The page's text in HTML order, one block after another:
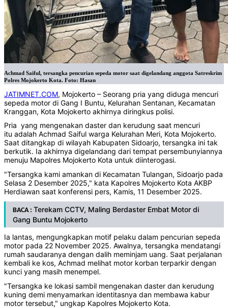
Achmad Saiful, tersangka pencurian sepeda motor saat digelandang anggota Satreskrim
Polres Mojokerto Kota. Foto: Hasan
JATIMNET.COM, Mojokerto – Seorang pria yang diduga mencuri
sepeda motor di Gang I Buntu, Kelurahan Sentanan, Kecamatan
Kranggan, Kota Mojokerto akhirnya diringkus polisi.
Pria yang mengenakan daster dan kerudung saat mencuri
itu adalah Achmad Saiful warga Kelurahan Meri, Kota Mojokerto.
Saat ditangkap di wilayah Kabupaten Sidoarjo, tersangka ini tak
berkutik. Ia akhirnya digelandang dari tempat persembunyiannya
menuju Mapolres Mojokerto Kota untuk diinterogasi.
"Tersangka kami amankan di Kecamatan Tulangan, Sidoarjo pada
Selasa 2 Desember 2025," kata Kapolres Mojokerto Kota AKBP
Herdiawan saat konferensi pers, Kamis, 11 Desember 2025.
BACA : Terekam CCTV, Maling Berdaster Embat Motor di
Gang Buntu Mojokerto
Ia lantas, mengungkapkan motif pelaku dalam pencurian sepeda
motor pada 22 November 2025. Awalnya, tersangka mendatangi
rumah saudaranya dengan dalih meminjam uang. Saat perjalanan
kembali ke kos, Achmad melihat motor korban terparkir dengan
kunci yang masih menempel.
"Tersangka ke lokasi sambil mengenakan daster dan kerudung
kuning demi menyamarkan identitasnya dan membawa kabur
motor tersebut," ungkap Kapolres Mojokerto Kota.